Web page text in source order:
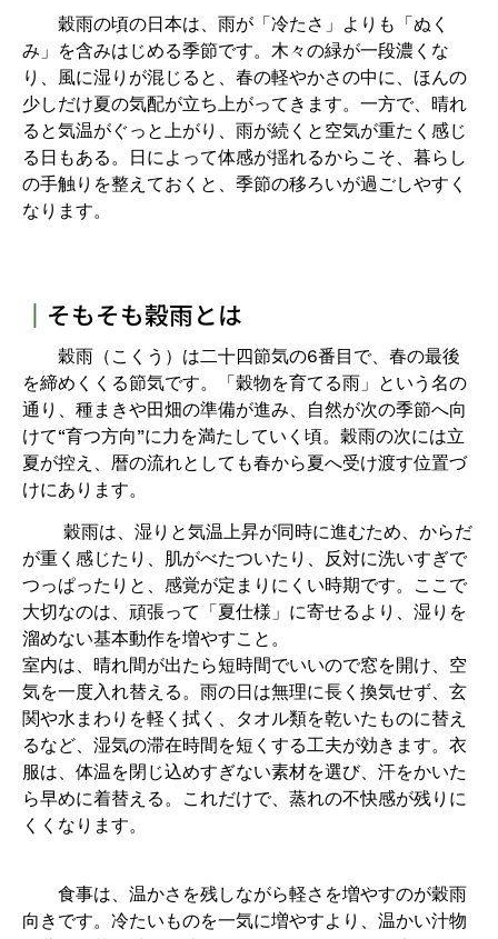
穀雨の頃の日本は、雨が「冷たさ」よりも「ぬく
み」を含みはじめる季節です。木々の緑が一段濃くな
り、風に湿りが混じると、春の軽やかさの中に、ほんの
少しだけ夏の気配が立ち上がってきます。一方で、晴れ
ると気温がぐっと上がり、雨が続くと空気が重たく感じ
る日もある。日によって体感が揺れるからこそ、暮らし
の手触りを整えておくと、季節の移ろいが過ごしやすく
なります。
┃ そもそも穀雨とは
穀雨（こくう）は二十四節気の6番目で、春の最後
を締めくくる節気です。「穀物を育てる雨」という名の
通り、種まきや田畑の準備が進み、自然が次の季節へ向
けて“育つ方向”に力を満たしていく頃。穀雨の次には立
夏が控え、暦の流れとしても春から夏へ受け渡す位置づ
けにあります。
穀雨は、湿りと気温上昇が同時に進むため、からだ
が重く感じたり、肌がべたついたり、反対に洗いすぎで
つっぱったりと、感覚が定まりにくい時期です。ここで
大切なのは、頑張って「夏仕様」に寄せるより、湿りを
溜めない基本動作を増やすこと。
室内は、晴れ間が出たら短時間でいいので窓を開け、空
気を一度入れ替える。雨の日は無理に長く換気せず、玄
関や水まわりを軽く拭く、タオル類を乾いたものに替え
るなど、湿気の滞在時間を短くする工夫が効きます。衣
服は、体温を閉じ込めすぎない素材を選び、汗をかいた
ら早めに着替える。これだけで、蒸れの不快感が残りに
くくなります。
食事は、温かさを残しながら軽さを増やすのが穀雨
向きです。冷たいものを一気に増やすより、温かい汁物